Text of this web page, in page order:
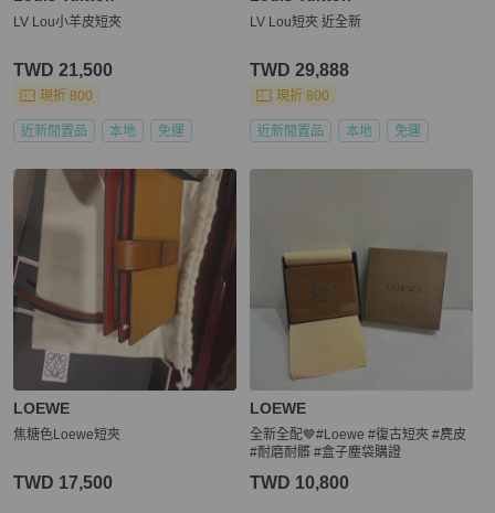
LV Lou小羊皮短夾
TWD 21,500
現折 800
近新閒置品 本地 免運
LV Lou短夾 近全新
TWD 29,888
現折 800
近新閒置品 本地 免運
LOEWE
焦糖色Loewe短夾
TWD 17,500
LOEWE
全新全配🤎#Loewe #復古短夾 #麂皮
#耐磨耐髒 #盒子塵袋購證
TWD 10,800